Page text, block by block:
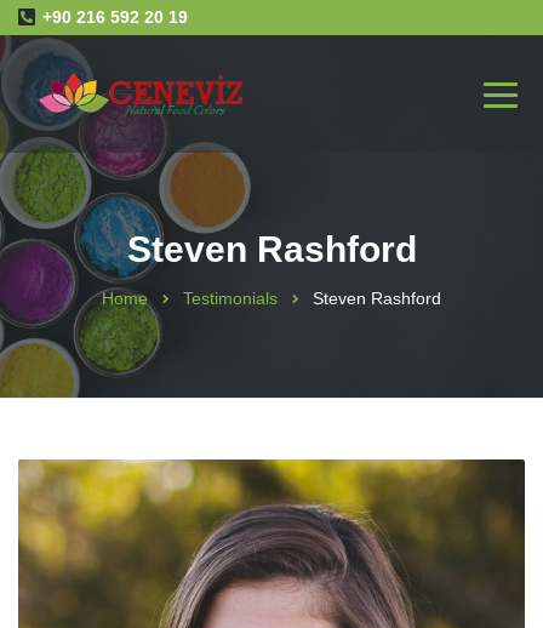
+90 216 592 20 19
Steven Rashford
Home Testimonials Steven Rashford